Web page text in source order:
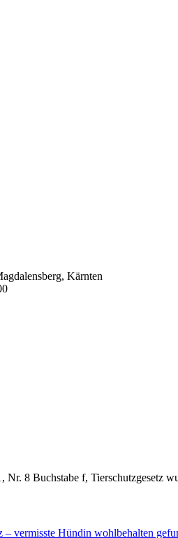
Kärnten
Nr. 8 Buchstabe f, Tierschutzgesetz
– vermisste Hündin wohlbehalten